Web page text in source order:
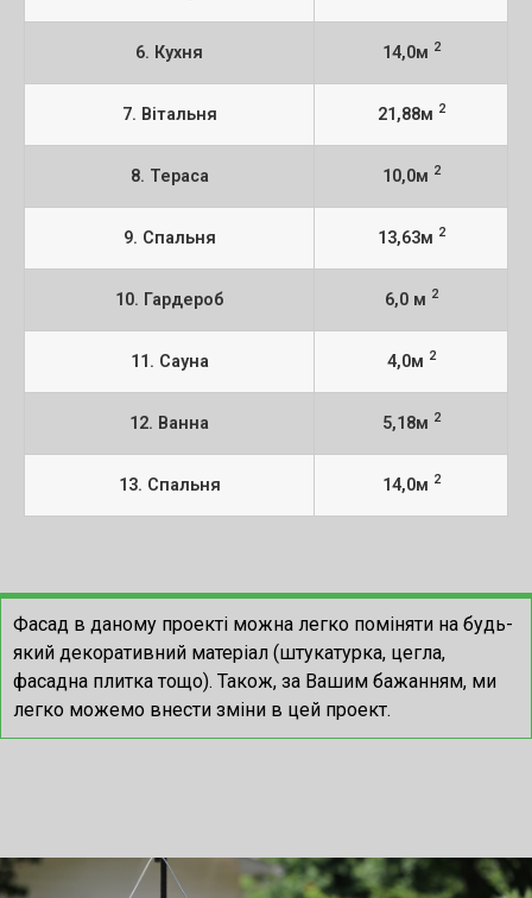
6. Кухня 14,0м 2
7. Вітальня 21,88м 2
8. Тераса 10,0м 2
9. Спальня 13,63м 2
10. Гардероб 6,0 м 2
11. Сауна 4,0м 2
12. Ванна 5,18м 2
13. Спальня 14,0м 2
Фасад в даному проекті можна легко поміняти на будь-
який декоративний матеріал (штукатурка, цегла,
фасадна плитка тощо). Також, за Вашим бажанням, ми
легко можемо внести зміни в цей проект.